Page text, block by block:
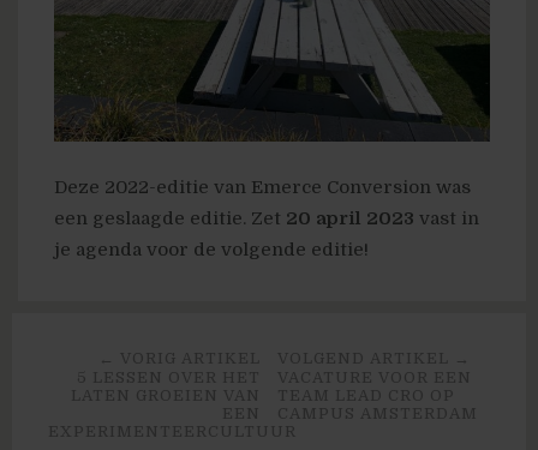
Deze 2022-editie van Emerce Conversion was
een geslaagde editie. Zet 20 april 2023 vast in
je agenda voor de volgende editie!
VOLGEND ARTIKEL →
VACATURE VOOR EEN
TEAM LEAD CRO OP
CAMPUS AMSTERDAM
← VORIG ARTIKEL
5 LESSEN OVER HET
LATEN GROEIEN VAN
EEN
EXPERIMENTEERCULTUUR